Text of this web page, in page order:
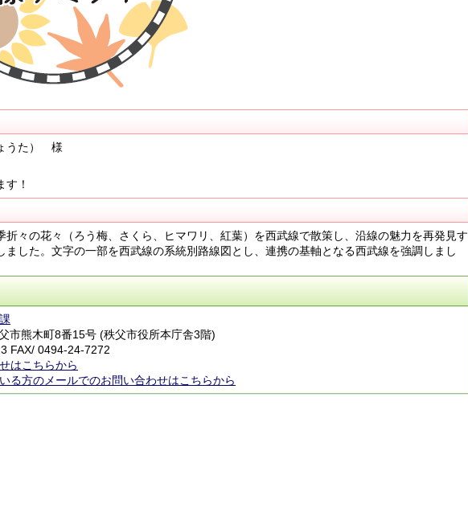
うた） 様
す！
折々の花々（ろう梅、さくら、ヒマワリ、紅葉）を西武線で散策し、沿線の魅力を再発見す
ました。文字の一部を西武線の系統別路線図とし、連携の基軸となる西武線を強調しまし
市熊木町8番15号 (秩父市役所本庁舎3階)
FAX/ 0494-24-7272
はこちらから
る方のメールでのお問い合わせはこちらから